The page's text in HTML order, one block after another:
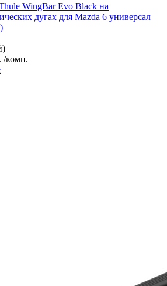
WingBar Evo Black на
дугах для Mazda 6 универсал
/комп.